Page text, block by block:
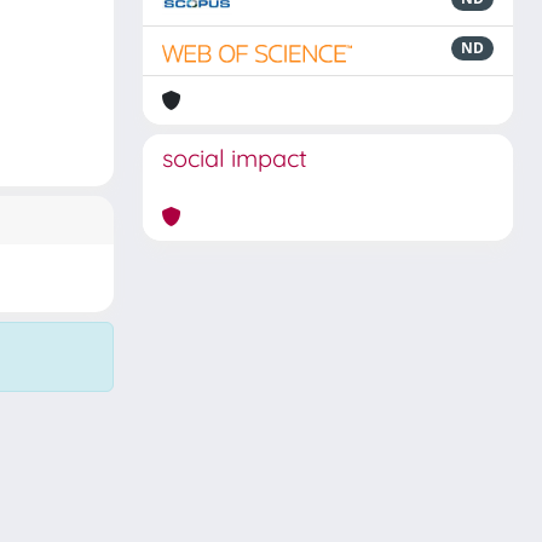
ND
social impact